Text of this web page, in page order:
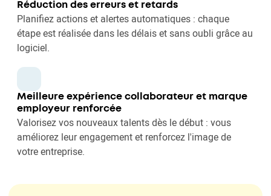
Réduction des erreurs et retards
Planifiez actions et alertes automatiques : chaque
étape est réalisée dans les délais et sans oubli grâce au
logiciel.
Meilleure expérience collaborateur et marque
employeur renforcée
Valorisez vos nouveaux talents dès le début : vous
améliorez leur engagement et renforcez l'image de
votre entreprise.